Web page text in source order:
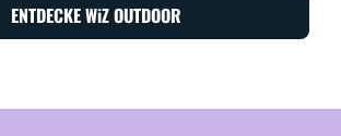
ENTDECKE WiZ OUTDOOR